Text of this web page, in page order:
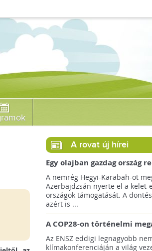
A rovat új hírei
Egy olajban gazdag ország
jövőre a COP29 klímacsúcsot
A nemrég Hegyi-Karabah-ot
Azerbajdzsán nyerte el a kelet-
országok támogatását. A
azért is ...
A COP28-on történelmi
született! - Összefoglaló az
klímacsúcsáról
Az ENSZ eddigi legnagyobb
klímakonferenciáján a világ